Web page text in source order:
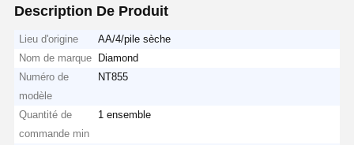
Description De Produit
Lieu d'origine
AA/4/pile sèche
Nom de marque
Diamond
Numéro de
modèle
NT855
Quantité de
commande min
1 ensemble